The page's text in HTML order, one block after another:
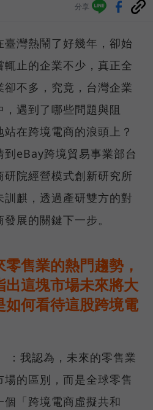
分享
灣熱鬧了好幾年，卻始
止的企業不少，真正全
不多，究竟，台灣企業
遇到了哪些問題與阻
在跨境電商的浪頭上？
到eBay跨境貿易事業部台
院經營模式創新研究所
麒，透過產研雙方的對
展的關鍵下一步。
售業的熱門趨勢，
這塊市場未來將大
如何看待這股跨境電
：我認為，未來的零售業
的區別，而是全球零售
「跨境電商虛擬共和